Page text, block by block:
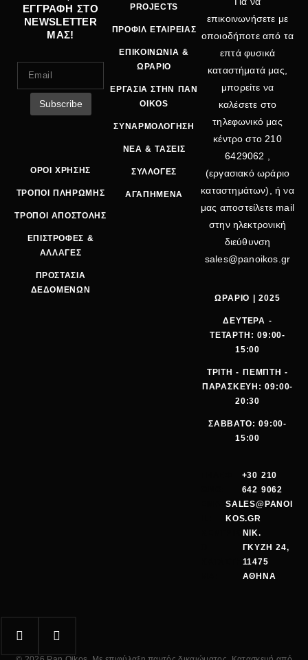
ΕΓΓΡΑΦΗ ΣΤΟ
NEWSLETTER
ΜΑΣ!
ΟΡΟΙ ΧΡΗΣΗΣ
ΤΡΟΠΟΙ ΠΛΗΡΩΜΗΣ
ΤΡΟΠΟΙ ΑΠΟΣΤΟΛΗΣ
ΕΠΙΣΤΡΟΦΕΣ &
ΑΛΛΑΓΕΣ
ΠΡΟΣΤΑΣΙΑ
ΔΕΔΟΜΕΝΩΝ
PROJECTS
ΠΡΟΦΙΛ ΕΤΑΙΡΕΙΑΣ
ΕΠΙΚΟΙΝΩΝΙΑ &
ΩΡΑΡΙΟ
ΕΡΓΑΣΙΑ ΣΤΗΝ ΠΑΝ
OIKOS
ΣΥΝΑΡΜΟΛΟΓΗΣΗ
ΝΕΑ & ΤΑΣΕΙΣ
ΣΥΛΛΟΓΕΣ
ΑΓΑΠΗΜΕΝΑ
επικοινωνήσετε με
οποιοδήποτε από τα
επτά φυσικά
καταστήματά μας,
μπορείτε να
καλέσετε στο
τηλεφωνικό μας
κέντρο στο210
6429062 ,
(εργασιακό ωράριο
καταστημάτων), ή να
μας αποστείλετε mail
στην ηλεκτρονική
διεύθυνση
sales@panoikos.gr
ΩΡΑΡΙΟ | 2025
ΔΕΥΤΕΡΑ -
ΤΕΤΑΡΤΗ: 09:00-
15:00
ΤΡΙΤΗ - ΠΕΜΠΤΗ -
ΠΑΡΑΣΚΕΥΗ: 09:00-
20:30
ΣΑΒΒΑΤΟ: 09:00-
15:00
+30 210
642 9062
SALES@PANOI
KOS.GR
ΝΙΚ.
ΓΚΥΖΗ 24,
11475
ΑΘΗΝΑ